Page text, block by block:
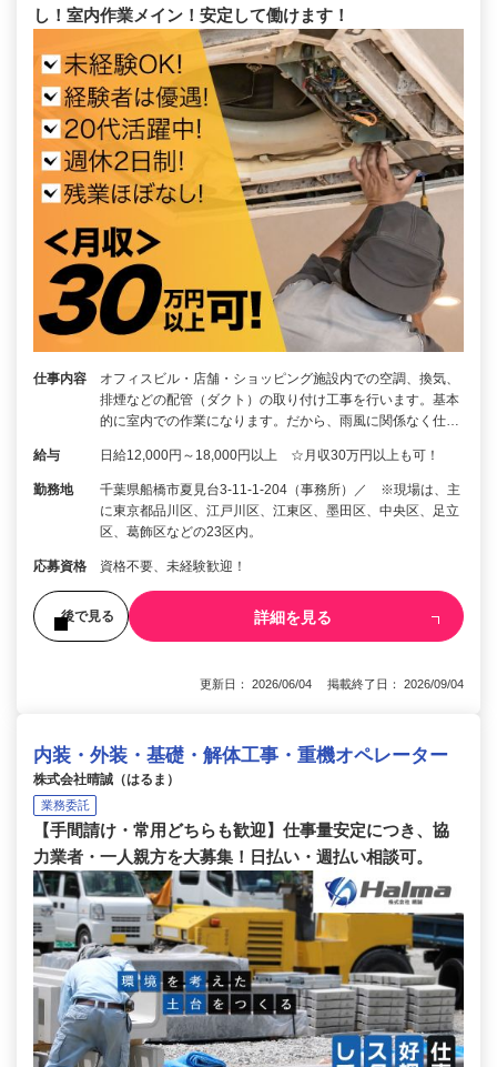
し！室内作業メイン！安定して働けます！
仕事内容
オフィスビル・店舗・ショッピング施設内での空調、換気、
排煙などの配管（ダクト）の取り付け工事を行います。基本
的に室内での作業になります。だから、雨風に関係なく仕…
給与 日給12,000円～18,000円以上 ☆月収30万円以上も可！
勤務地
千葉県船橋市夏見台3-11-1-204（事務所）／ ※現場は、主
に東京都品川区、江戸川区、江東区、墨田区、中央区、足立
区、葛飾区などの23区内。
応募資格 資格不要、未経験歓迎！
後で見る 詳細を見る
更新日： 2026/06/04 掲載終了日： 2026/09/04
内装・外装・基礎・解体工事・重機オペレーター
株式会社晴誠（はるま）
業務委託
【手間請け・常用どちらも歓迎】仕事量安定につき、協
力業者・一人親方を大募集！日払い・週払い相談可。